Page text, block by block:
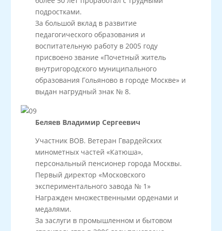
подростками.
За большой вклад в развитие
педагогического образования и
воспитательную работу в 2005 году
присвоено звание «Почетный житель
внутригородского муниципального
образования Гольяново в городе Москве» и
выдан нагрудный знак № 8.
Беляев Владимир Сергеевич
Участник ВОВ. Ветеран Гвардейских
минометных частей «Катюша»,
персональный пенсионер города Москвы.
Первый директор «Московского
экспериментального завода № 1»
Награжден множественными орденами и
медалями.
За заслуги в промышленном и бытовом